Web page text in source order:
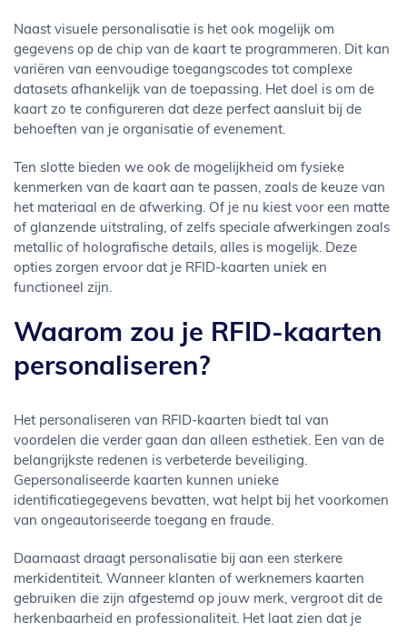
Naast visuele personalisatie is het ook mogelijk om
gegevens op de chip van de kaart te programmeren. Dit kan
variëren van eenvoudige toegangscodes tot complexe
datasets afhankelijk van de toepassing. Het doel is om de
kaart zo te configureren dat deze perfect aansluit bij de
behoeften van je organisatie of evenement.
Ten slotte bieden we ook de mogelijkheid om fysieke
kenmerken van de kaart aan te passen, zoals de keuze van
het materiaal en de afwerking. Of je nu kiest voor een matte
of glanzende uitstraling, of zelfs speciale afwerkingen zoals
metallic of holografische details, alles is mogelijk. Deze
opties zorgen ervoor dat je RFID-kaarten uniek en
functioneel zijn.
Waarom zou je RFID-kaarten
personaliseren?
Het personaliseren van RFID-kaarten biedt tal van
voordelen die verder gaan dan alleen esthetiek. Een van de
belangrijkste redenen is verbeterde beveiliging.
Gepersonaliseerde kaarten kunnen unieke
identificatiegegevens bevatten, wat helpt bij het voorkomen
van ongeautoriseerde toegang en fraude.
Daarnaast draagt personalisatie bij aan een sterkere
merkidentiteit. Wanneer klanten of werknemers kaarten
gebruiken die zijn afgestemd op jouw merk, vergroot dit de
herkenbaarheid en professionaliteit. Het laat zien dat je